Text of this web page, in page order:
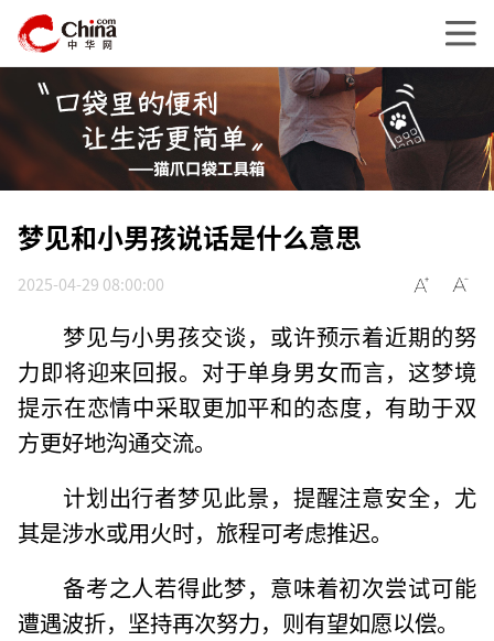
梦见和小男孩说话是什么意思
2025-04-29 08:00:00
梦见与小男孩交谈，或许预示着近期的努
力即将迎来回报。对于单身男女而言，这梦境
提示在恋情中采取更加平和的态度，有助于双
方更好地沟通交流。
计划出行者梦见此景，提醒注意安全，尤
其是涉水或用火时，旅程可考虑推迟。
备考之人若得此梦，意味着初次尝试可能
遭遇波折，坚持再次努力，则有望如愿以偿。